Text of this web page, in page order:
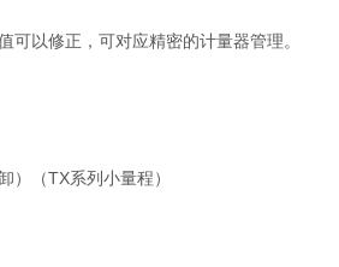
可以修正，可对应精密的计量器管理。
）（TX系列小量程）